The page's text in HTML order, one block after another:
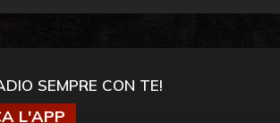
SEMPRE CON TE!
L'APP